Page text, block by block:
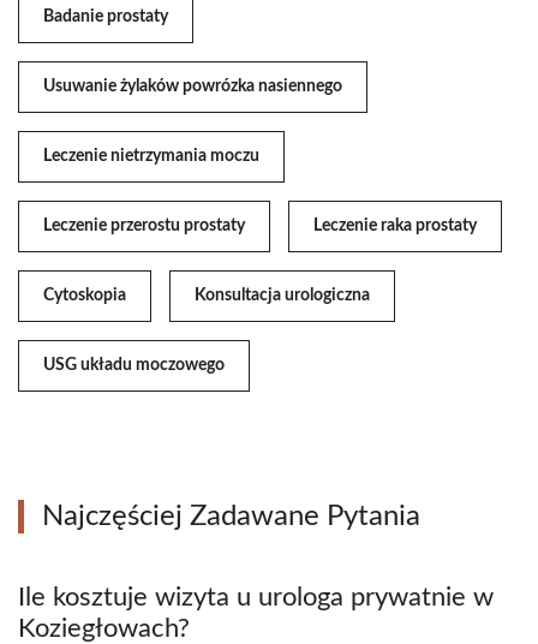
Badanie prostaty
Usuwanie żylaków powrózka nasiennego
Leczenie nietrzymania moczu
Leczenie przerostu prostaty Leczenie raka prostaty
Cytoskopia Konsultacja urologiczna
USG układu moczowego
Najczęściej Zadawane Pytania
Ile kosztuje wizyta u urologa prywatnie w
Koziegłowach?